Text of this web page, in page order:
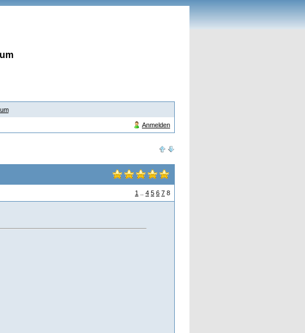
Anmelden
1 4 5 6 7 8